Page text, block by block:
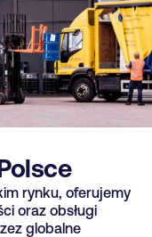
rynku, oferujemy
oraz obsługi
globalne